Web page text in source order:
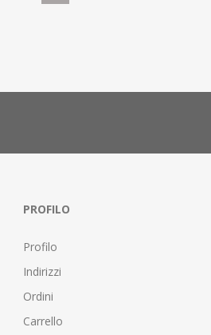
PROFILO
Profilo
Indirizzi
Ordini
Carrello